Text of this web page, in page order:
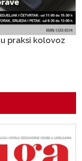
praksi kolovoz